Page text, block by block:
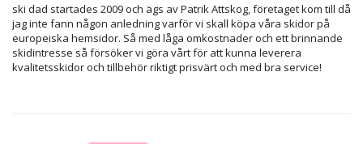
ski dad startades 2009 och ägs av Patrik Attskog, företaget kom till då
jag inte fann någon anledning varför vi skall köpa våra skidor på
europeiska hemsidor. Så med låga omkostnader och ett brinnande
skidintresse så försöker vi göra vårt för att kunna leverera
kvalitetsskidor och tillbehör riktigt prisvärt och med bra service!